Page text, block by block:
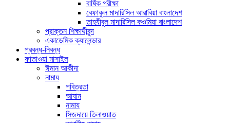
বার্ষিক পরীক্ষা
বেফাকুল মাদারিসিল আরাবিয়া বাংলাদেশ
তাহযীবুল মাদারিসিল কওমিয়া বাংলাদেশ
প্রাক্তন শিক্ষার্থীবৃন্দ
একাডেমিক ক্যালেন্ডার
প্রবন্ধ-নিবন্ধ
ফাতাওয়া মাসাইল
ঈমান আকীদা
নামায
পবিত্রতা
আযান
নামায
সিজদায়ে তিলাওয়াত